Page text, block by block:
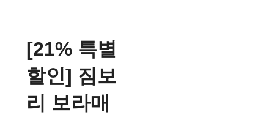
[21% 특별
할인] 짐보
리 보라매